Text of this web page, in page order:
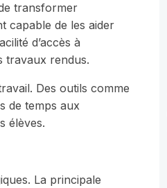
transformer
capable de les aider
d’accès à
travaux rendus.
Des outils comme
de temps aux
élèves.
La principale